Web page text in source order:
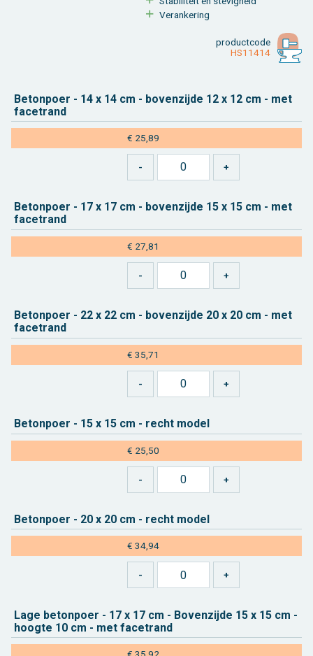
Ver­an­ke­ring
product­code
HS11414
Be­ton­poer - 14 x 14 cm - bo­ven­zij­de 12 x 12 cm - met
fa­cetrand
€ 25,89
Be­ton­poer - 17 x 17 cm - bo­ven­zij­de 15 x 15 cm - met
fa­cetrand
€ 27,81
Be­ton­poer - 22 x 22 cm - bo­ven­zij­de 20 x 20 cm - met
fa­cetrand
€ 35,71
Be­ton­poer - 15 x 15 cm - recht model
€ 25,50
Be­ton­poer - 20 x 20 cm - recht model
€ 34,94
Lage be­ton­poer - 17 x 17 cm - Bo­ven­zij­de 15 x 15 cm -
hoog­te 10 cm - met fa­cetrand